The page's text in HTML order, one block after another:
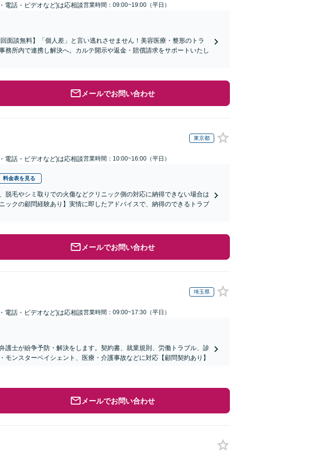
電話・ビデオなど)は応相談営業時間：09:00~19:00（平日）
面談無料】「個人差」と言い逃れさせません！美容医療・整形のトラ
務所内で連携し解決へ。カルテ開示や返金・賠償請求をサポートいたし
メールでお問い合わせ
東京都
電話・ビデオなど)は応相談営業時間：10:00~16:00（平日）
料金表を見る
脱毛やシミ取りでの火傷などクリニック側の対応に納得できない場合は
ックの顧問経験あり】実情に即したアドバイスで、納得のできるトラブ
メールでお問い合わせ
埼玉県
電話・ビデオなど)は応相談営業時間：09:00~17:30（平日）
護士が紛争予防・解決をします。契約書、就業規則、労働トラブル、診
ンスターペイシェント、医療・介護事故などに対応【顧問契約あり】
メールでお問い合わせ